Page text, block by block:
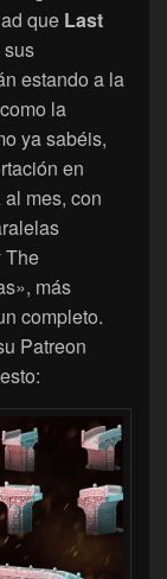
que Last
sus
estando a la
la
ya sabéis,
en
mes, con
The
más
completo.
Patreon